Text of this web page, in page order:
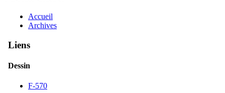
Accueil
Archives
Liens
Dessin
F-570